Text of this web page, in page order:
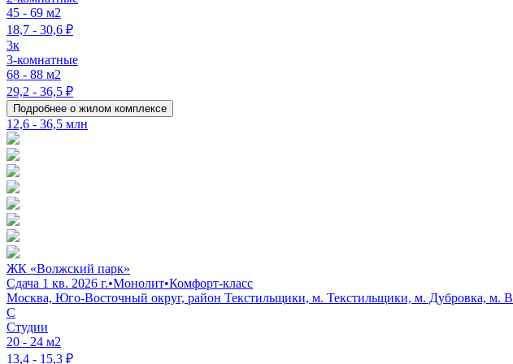
45 - 69 м2
18,7 - 30,6 ₽
3к
3-комнатные
68 - 88 м2
29,2 - 36,5 ₽
Подробнее о жилом комплексе
12,6 - 36,5 млн
ЖК «Волжский парк»
Сдача 1 кв. 2026 г.•Монолит•Комфорт-класс
Москва, Юго-Восточный округ, район Текстильщики, м. Текстильщики, м. Дубровка, м.
C
Студии
20 - 24 м2
13,4 - 15,3 ₽